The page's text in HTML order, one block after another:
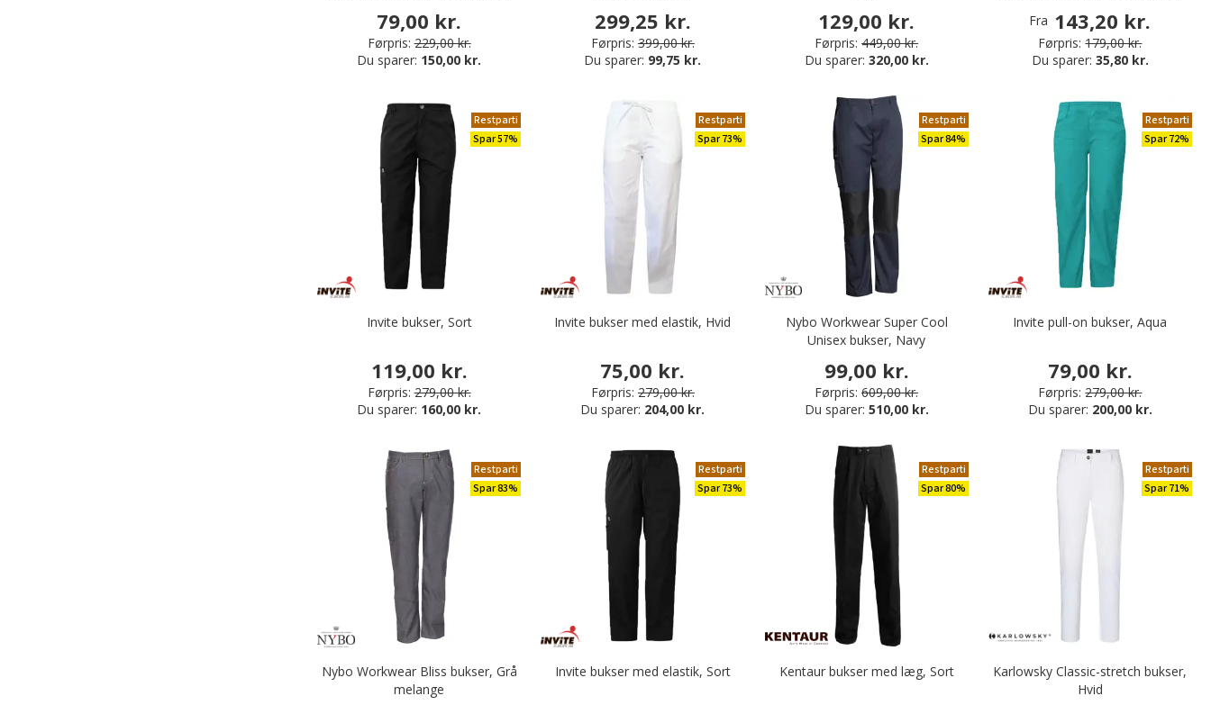
79,00 kr.
Førpris: 229,00 kr.
Du sparer: 150,00 kr.
299,25 kr.
Førpris: 399,00 kr.
Du sparer: 99,75 kr.
129,00 kr.
Førpris: 449,00 kr.
Du sparer: 320,00 kr.
Fra 143,20 kr.
Førpris: 179,00 kr.
Du sparer: 35,80 kr.
Restparti
Spar 57%
Invite bukser, Sort
119,00 kr.
Førpris: 279,00 kr.
Du sparer: 160,00 kr.
Restparti
Spar 73%
Invite bukser med elastik, Hvid
75,00 kr.
Førpris: 279,00 kr.
Du sparer: 204,00 kr.
Restparti
Spar 84%
Nybo Workwear Super Cool
Unisex bukser, Navy
99,00 kr.
Førpris: 609,00 kr.
Du sparer: 510,00 kr.
Restparti
Spar 72%
Invite pull-on bukser, Aqua
79,00 kr.
Førpris: 279,00 kr.
Du sparer: 200,00 kr.
Restparti
Spar 83%
Nybo Workwear Bliss bukser, Grå
melange
Restparti
Spar 73%
Invite bukser med elastik, Sort
Restparti
Spar 80%
Kentaur bukser med læg, Sort
Restparti
Spar 71%
Karlowsky Classic-stretch bukser,
Hvid